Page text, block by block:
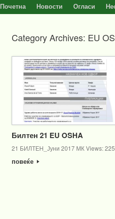
Почетна Новости Огласи
Category Archives: EU
Билтен 21 EU OSHA
21 БИЛТЕН_Јуни 2017 МК Views: 225
повеќе